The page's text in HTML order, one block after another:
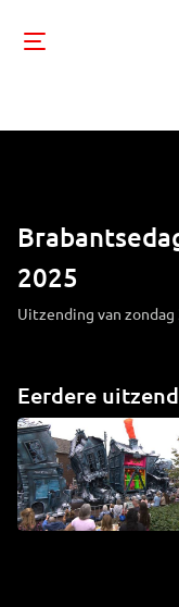
2025
Uitzending van zondag
Eerdere